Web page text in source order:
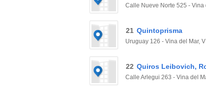
Calle Nueve Norte 525 - Vina
21 Quintoprisma
Uruguay 126 - Vina del Mar, V
22 Quiros Leibovich,
Calle Arlegui 263 - Vina del